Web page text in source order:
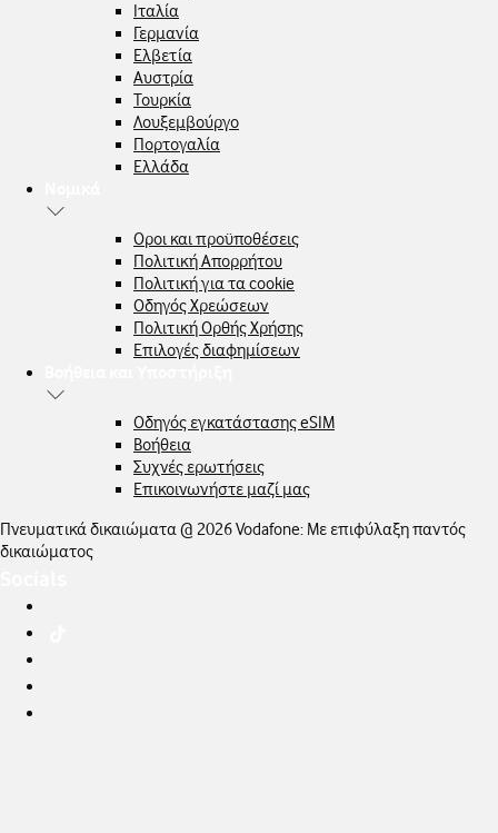
Ιταλία
Γερμανία
Ελβετία
Αυστρία
Τουρκία
Λουξεμβούργο
Πορτογαλία
Ελλάδα
Οροι και προϋποθέσεις
Πολιτική Απορρήτου
Πολιτική για τα cookie
Οδηγός Χρεώσεων
Πολιτική Ορθής Χρήσης
Επιλογές διαφημίσεων
Οδηγός εγκατάστασης eSIM
Βοήθεια
Συχνές ερωτήσεις
Επικοινωνήστε μαζί μας
Πνευματικά δικαιώματα @ 2026 Vodafone: Με επιφύλαξη παντός
δικαιώματος